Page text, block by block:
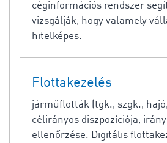
céginformációs rendszer
vizsgálják, hogy valamely
hitelképes.
Flottakezelés
járműflották (tgk., szgk., hajó,
célirányos diszpozíciója,
ellenőrzése. Digitális